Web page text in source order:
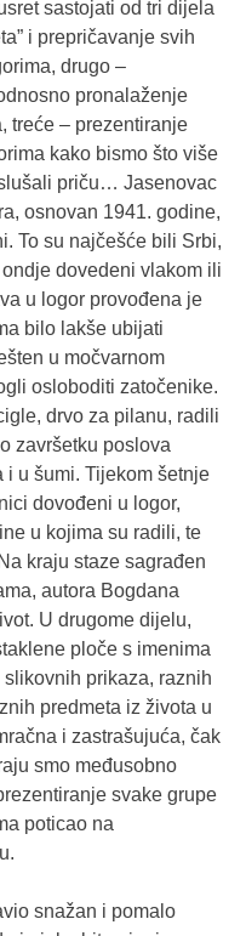
sastojati od tri dijela
i prepričavanje svih
drugo –
pronalaženje
treće – prezentiranje
kako bismo što više
priču… Jasenovac
osnovan 1941. godine,
To su najčešće bili Srbi,
dovedeni vlakom ili
u logor provođena je
bilo lakše ubijati
u močvarnom
osloboditi zatočenike.
drvo za pilanu, radili
završetku poslova
u šumi. Tijekom šetnje
dovođeni u logor,
u kojima su radili, te
kraju staze sagrađen
autora Bogdana
U drugome dijelu,
ploče s imenima
prikaza, raznih
predmeta iz života u
i zastrašujuća, čak
smo međusobno
svake grupe
poticao na
snažan i pomalo